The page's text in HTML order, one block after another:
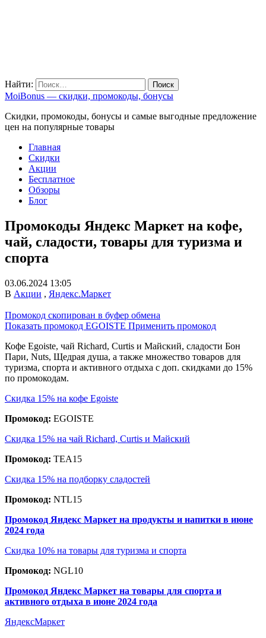
Найти:
MoiBonus — скидки, промокоды, бонусы
Скидки, промокоды, бонусы и самые выгодные предложение
цен на популярные товары
Главная
Скидки
Акции
Бесплатное
Обзоры
Блог
Промокоды Яндекс Маркет на кофе,
чай, сладости, товары для туризма и
спорта
03.06.2024 13:05
В Акции , Яндекс.Маркет
Промокод скопирован в буфер обмена
Показать промокод EGOISTE Применить промокод
Кофе Egoiste, чай Richard, Curtis и Майский, сладости Бон
Пари, Nuts, Щедрая душа, а также множество товаров для
туризма, спорта и активного отдыха с доп. скидками до 15%
по промокодам.
Скидка 15% на кофе Egoiste
Промокод: EGOISTE
Скидка 15% на чай Richard, Curtis и Майский
Промокод: TEA15
Скидка 15% на подборку сладостей
Промокод: NTL15
Промокод Яндекс Маркет на продукты и напитки в июне
2024 года
Скидка 10% на товары для туризма и спорта
Промокод: NGL10
Промокод Яндекс Маркет на товары для спорта и
активного отдыха в июне 2024 года
ЯндексМаркет